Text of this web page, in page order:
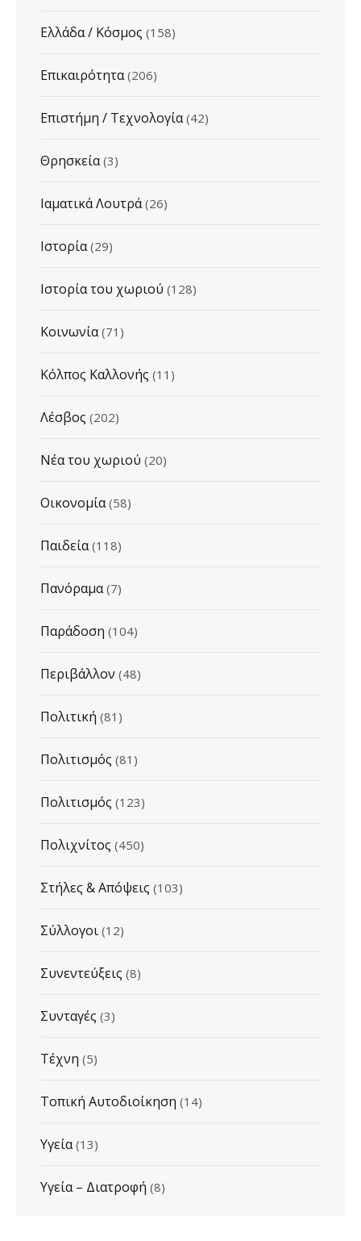
Ελλάδα / Κόσμος (158)
Επικαιρότητα(206)
Επιστήμη / Τεχνολογία(42)
Θρησκεία(3)
Ιαματικά Λουτρά(26)
Ιστορία(29)
Ιστορία του χωριού (128)
Κοινωνία(71)
Κόλπος Καλλονής (11)
Λέσβος (202)
Νέα του χωριού (20)
Οικονομία(58)
Παιδεία(118)
Πανόραμα(7)
Παράδοση (104)
Περιβάλλον (48)
Πολιτική (81)
Πολιτισμός (81)
Πολιτισμός (123)
Πολιχνίτος (450)
Στήλες & Απόψεις (103)
Σύλλογοι (12)
Συνεντεύξεις (8)
Συνταγές (3)
Τέχνη (5)
Τοπική Αυτοδιοίκηση (14)
Υγεία(13)
Υγεία – Διατροφή (8)